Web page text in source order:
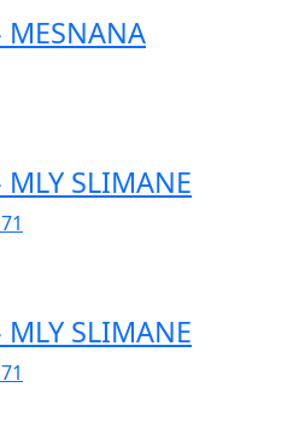
SLIMANE
SLIMANE